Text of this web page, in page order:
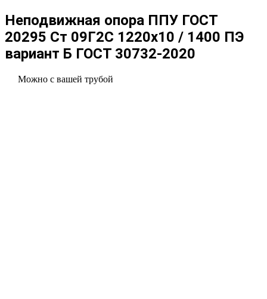
Неподвижная опора ППУ ГОСТ
20295 Ст 09Г2С 1220x10 / 1400 ПЭ
вариант Б ГОСТ 30732-2020
Можно с вашей трубой